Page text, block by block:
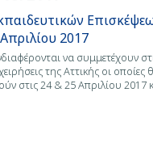
2017
να συμμετέχουν
της Αττικής οι οποίες
στις 24 & 25 Απριλίου 2017